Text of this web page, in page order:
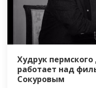
Худрук
работает над
Сокуровым